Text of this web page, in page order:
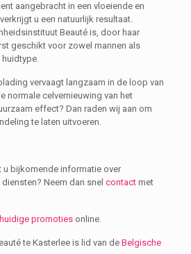
aangebracht in een vloeiende en
u een natuurlijk resultaat.
Beauté is, door haar
geschikt voor zowel mannen als
huidtype.
vervaagt langzaam in de loop van
normale celvernieuwing van het
effect? Dan raden wij aan om
te laten uitvoeren.
u bijkomende informatie over
Neem dan snel contactmet
huidige promotiesonline.
te Kasterlee is lid van de Belgische